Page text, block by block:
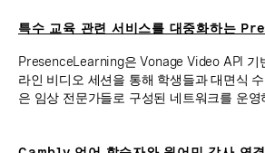
특수 교육 관련 서비스를 대중화하는
PresenceLearning은 Vonage Video API 기
라인 비디오 세션을 통해 학생들과 대면식
은 임상 전문가들로 구성된 네트워크를 운영